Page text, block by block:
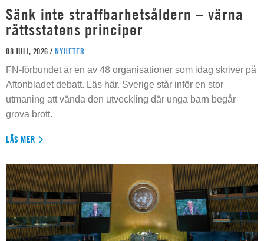
Sänk inte straffbarhetsåldern – värna
rättsstatens principer
08 JULI, 2026 / NYHETER
FN-förbundet är en av 48 organisationer som idag skriver på
Aftonbladet debatt. Läs här. Sverige står inför en stor
utmaning att vända den utveckling där unga barn begår
grova brott.
LÄS MER